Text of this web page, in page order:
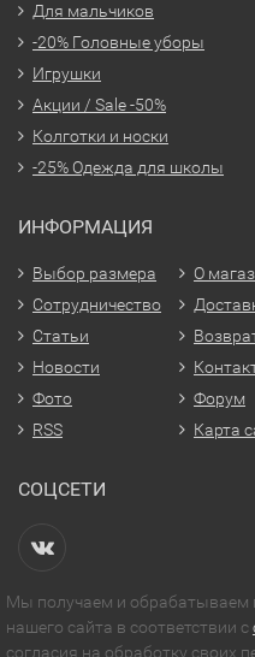
Для мальчиков
-20% Головные уборы
Игрушки
Акции / Sale -50%
Колготки и носки
-25% Одежда для школы
ИНФОРМАЦИЯ
Выбор размера
Сотрудничество
Статьи
Новости
Фото
RSS
О
Форум
Карта
СОЦСЕТИ
Мы получаем и обрабатываем
нашего сайта в соответствии с
согласия на обработку своих